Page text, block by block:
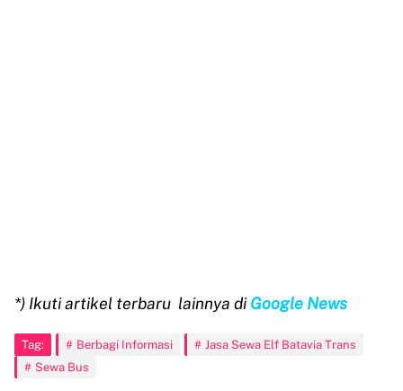
*) Ikuti artikel terbaru lainnya diGoogle News
Tag: Berbagi Informasi
Jasa Sewa Elf Batavia Trans
Sewa Bus